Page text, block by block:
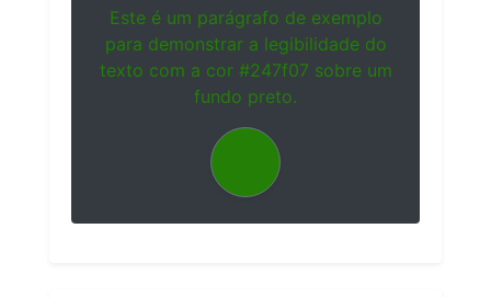
Este é um parágrafo de exemplo
para demonstrar a legibilidade do
texto com a cor #247f07 sobre um
fundo preto.